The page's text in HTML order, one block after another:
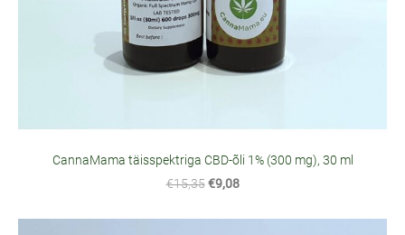
CannaMama täisspektriga CBD-õli 1% (300 mg), 30 ml
€15,35 €9,08